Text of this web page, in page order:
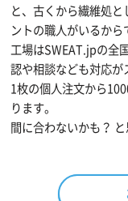
と、古くから繊維処と
ントの職人がいるから
工場はSWEAT.jpの全
認や相談なども対応が
1枚の個人注文から
ります。
間に合わないかも？